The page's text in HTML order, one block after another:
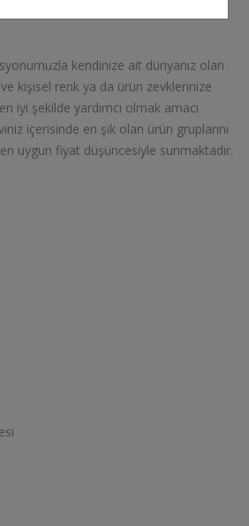
kendinize ait dünyanız olan
kişisel renk ya da ürün zevklerinize
iyi şekilde yardımcı olmak amacı
içerisinde en şık olan ürün gruplarını
uygun fiyat düşüncesiyle sunmaktadır.